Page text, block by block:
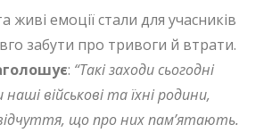
живі емоції стали для учасників
забути про тривоги й втрати.
: “Такі заходи сьогодні
військові та їхні родини,
що про них пам’ятають.